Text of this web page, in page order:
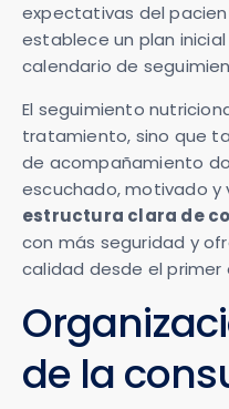
expectativas del
establece un plan
calendario de
El seguimiento
tratamiento, sino que
de acompañamiento
escuchado, motivado y
estructura clara de
con más seguridad y
calidad desde el primer
de la